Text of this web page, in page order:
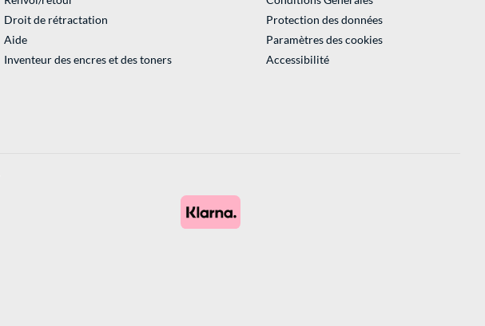
Droit de rétractation
Aide
Inventeur des encres et des toners
Protection des données
Paramètres des cookies
Accessibilité